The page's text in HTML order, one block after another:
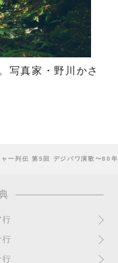
写真家・野川かさ
ー列伝 第5回 デジパワ演歌〜80
行
行
ン
行